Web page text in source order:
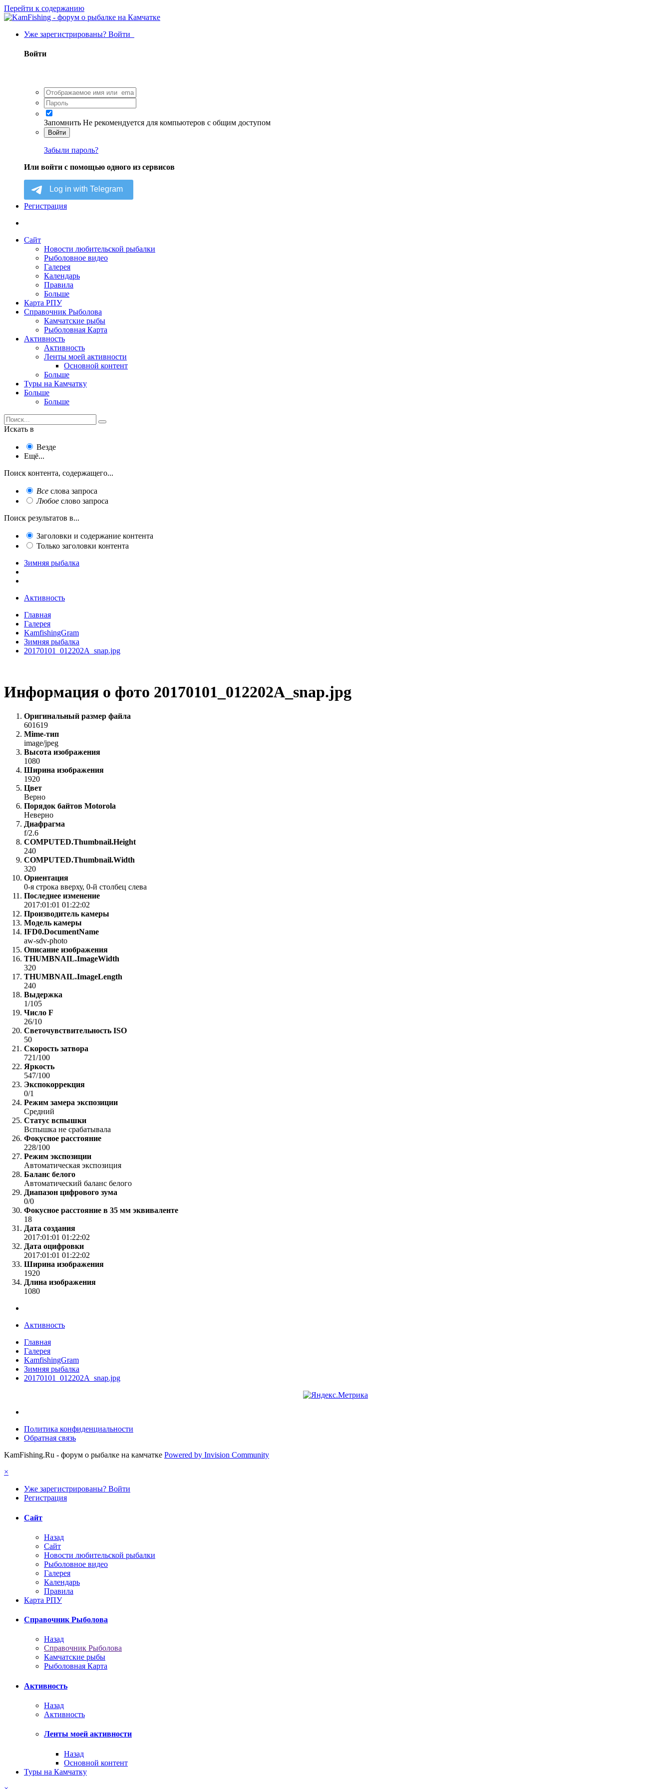
Перейти к содержанию
Уже зарегистрированы? Войти
Войти
Запомнить Не рекомендуется для компьютеров с общим доступом
Войти
Забыли пароль?
Или войти с помощью одного из сервисов
Регистрация
Сайт
Новости любительской рыбалки
Рыболовное видео
Галерея
Календарь
Правила
Больше
Карта РПУ
Справочник Рыболова
Камчатские рыбы
Рыболовная Карта
Активность
Активность
Ленты моей активности
Основной контент
Больше
Туры на Камчатку
Больше
Больше
Искать в
Везде
Ещё...
Поиск контента, содержащего...
Все слова запроса
Любое слово запроса
Поиск результатов в...
Заголовки и содержание контента
Только заголовки контента
Зимняя рыбалка
Активность
Главная
Галерея
KamfishingGram
Зимняя рыбалка
20170101_012202A_snap.jpg
Информация о фото 20170101_012202A_snap.jpg
Оригинальный размер файла
601619
Mime-тип
image/jpeg
Высота изображения
1080
Ширина изображения
1920
Цвет
Верно
Порядок байтов Motorola
Неверно
Диафрагма
f/2.6
COMPUTED.Thumbnail.Height
240
COMPUTED.Thumbnail.Width
320
Ориентация
0-я строка вверху, 0-й столбец слева
Последнее изменение
2017:01:01 01:22:02
Производитель камеры
Модель камеры
IFD0.DocumentName
aw-sdv-photo
Описание изображения
THUMBNAIL.ImageWidth
320
THUMBNAIL.ImageLength
240
Выдержка
1/105
Число F
26/10
Светочувствительность ISO
50
Скорость затвора
721/100
Яркость
547/100
Экспокоррекция
0/1
Режим замера экспозиции
Средний
Статус вспышки
Вспышка не срабатывала
Фокусное расстояние
228/100
Режим экспозиции
Автоматическая экспозиция
Баланс белого
Автоматический баланс белого
Диапазон цифрового зума
0/0
Фокусное расстояние в 35 мм эквиваленте
18
Дата создания
2017:01:01 01:22:02
Дата оцифровки
2017:01:01 01:22:02
Ширина изображения
1920
Длина изображения
1080
Активность
Главная
Галерея
KamfishingGram
Зимняя рыбалка
20170101_012202A_snap.jpg
Политика конфиденциальности
Обратная связь
KamFishing.Ru - форум о рыбалке на камчатке Powered by Invision Community
×
Уже зарегистрированы? Войти
Регистрация
Сайт
Назад
Сайт
Новости любительской рыбалки
Рыболовное видео
Галерея
Календарь
Правила
Карта РПУ
Справочник Рыболова
Назад
Справочник Рыболова
Камчатские рыбы
Рыболовная Карта
Активность
Назад
Активность
Ленты моей активности
Назад
Основной контент
Туры на Камчатку